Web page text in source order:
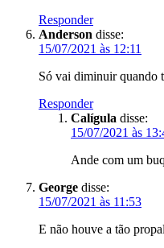
Responder
Anderson disse:
15/07/2021 às 12:11
Só vai diminuir quando
Responder
Calígula disse:
15/07/2021 às
Ande com um
George disse:
15/07/2021 às 11:53
E não houve a tão